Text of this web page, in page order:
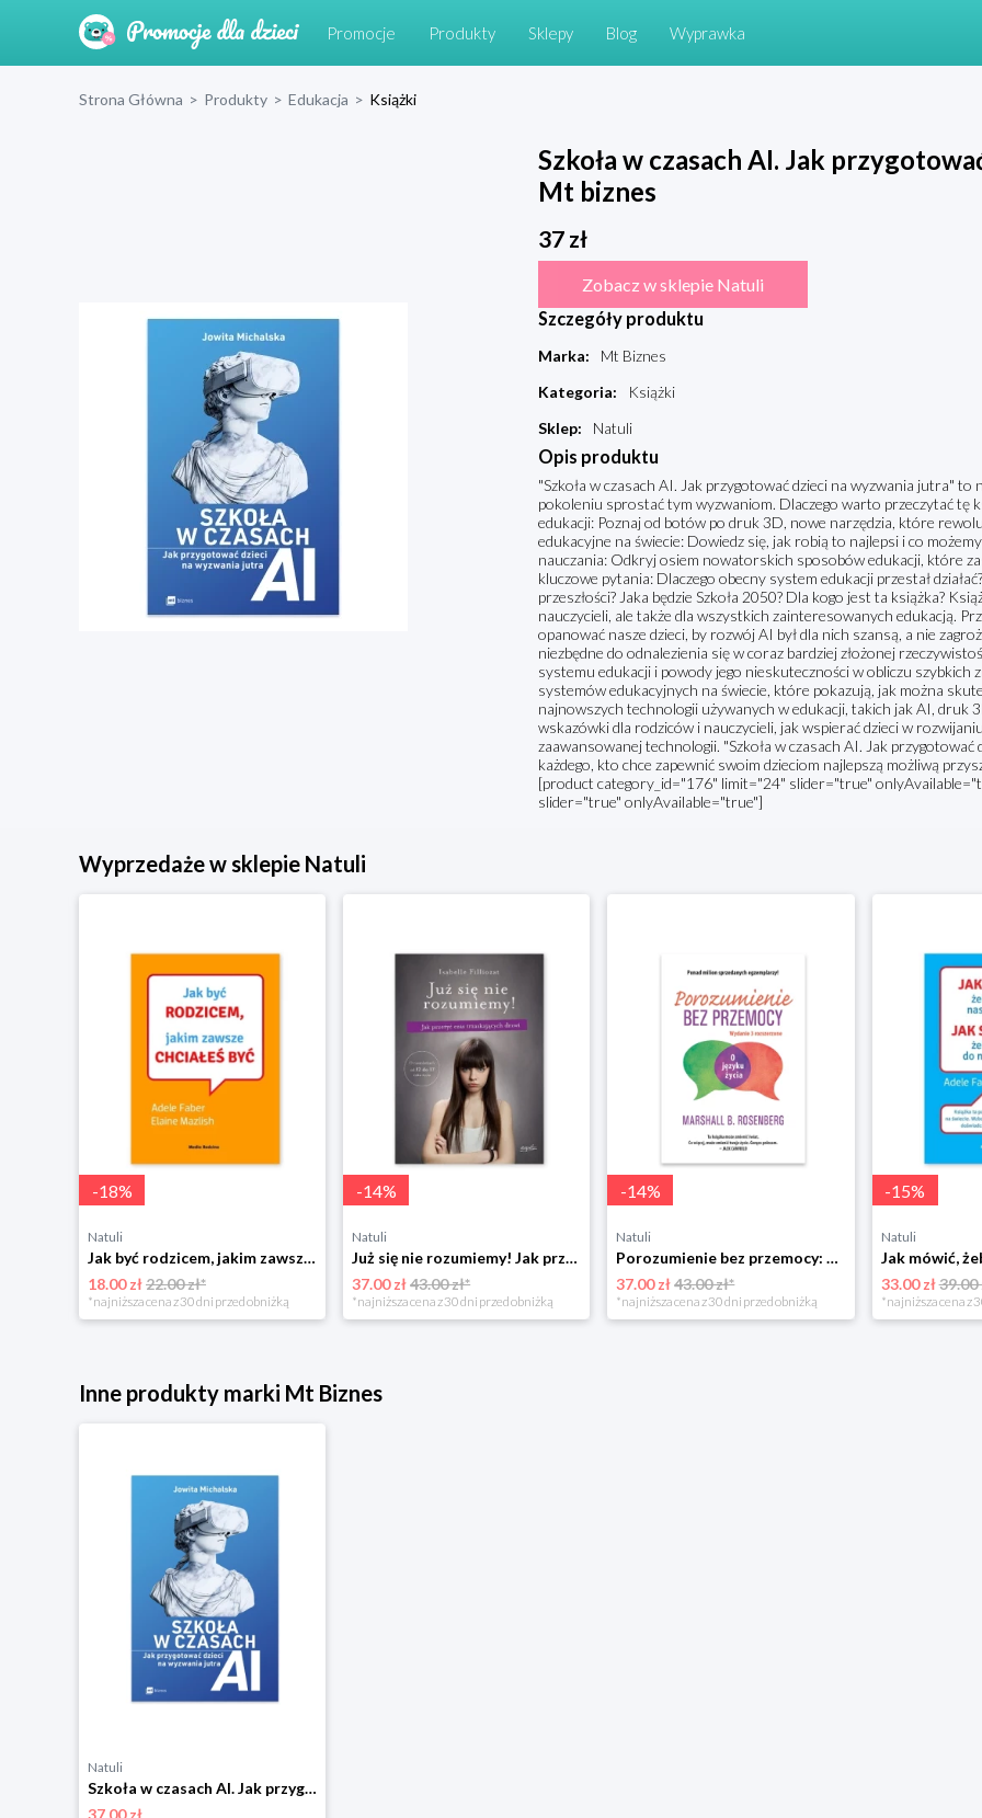
Promocje Produkty Sklepy Blog Wyprawka
Strona Główna > Produkty > Edukacja > Książki
Szkoła w czasach AI. Jak
Mt biznes
37zł
Zobacz w sklepie Natuli
Szczegóły produktu
Marka:
Mt Biznes
Kategoria:
Książki
Sklep: Natuli
Opis produktu
"Szkoła w czasach AI. Jak przygotować dzieci na wyzwania jutra"
pokoleniu sprostać tym wyzwaniom. Dlaczego warto przeczytać tę
edukacji: Poznaj od botów po druk 3D, nowe narzędzia, które
edukacyjne na świecie: Dowiedz się, jak robią to najlepsi i co
nauczania: Odkryj osiem nowatorskich sposobów edukacji, które
kluczowe pytania: Dlaczego obecny system edukacji przestał
przeszłości? Jaka będzie Szkoła 2050? Dla kogo jest ta książka?
nauczycieli, ale także dla wszystkich zainteresowanych edukacją.
opanować nasze dzieci, by rozwój AI był dla nich szansą, a nie
niezbędne do odnalezienia się w coraz bardziej złożonej
systemu edukacji i powody jego nieskuteczności w obliczu szybkich
systemów edukacyjnych na świecie, które pokazują, jak można
najnowszych technologii używanych w edukacji, takich jak AI, druk
wskazówki dla rodziców i nauczycieli, jak wspierać dzieci w
zaawansowanej technologii. "Szkoła w czasach AI. Jak
każdego, kto chce zapewnić swoim dzieciom najlepszą możliwą
[product category_id="176" limit="24" slider="true"
slider="true" onlyAvailable="true"]
Wyprzedaże w sklepie Natuli
-18%
Natuli
Jak być rodzicem, jakim zawsze chciałeś być Media rodzina
18.00 zł22.00 zł*
*najniższa cena z 30 dni przed obniżką
-14%
Natuli
Już się nie rozumiemy! Jak przeżyć czas trzaskających drzwi Esprit
37.00 zł43.00 zł*
*najniższa cena z 30 dni przed obniżką
-14%
Natuli
Porozumienie bez przemocy: o języku życia Czarna owca
37.00 zł43.00 zł*
*najniższa cena z 30 dni przed obniżką
-15%
Natuli
33.00 zł39.00
*najniższa cena z
Inne produkty marki Mt Biznes
Natuli
Szkoła w czasach AI. Jak przygotować dzieci na wyzwania jutra Mt biznes
37.00 zł